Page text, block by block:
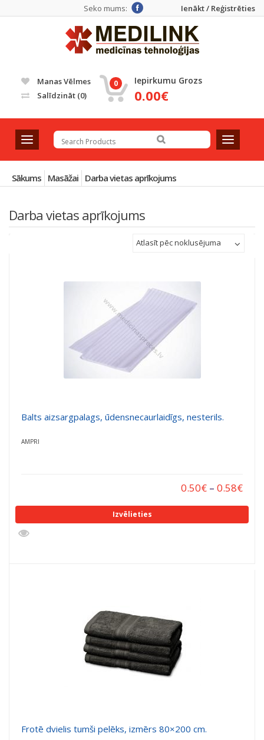
Ienākt / Reģistrēties
Seko mums:
Manas Vēlmes
Salīdzināt (0)
0 Iepirkumu Grozs
0.00€
T
o
g
g
l
n
a
T
o
g
l
a
Sākums Masāžai Darba vietas aprīkojums
Darba vietas aprīkojums
Atlasīt pēc noklusējuma
Balts aizsargpalags, ūdensnecaurlaidīgs, nesterils.
AMPRI
0.50€ – 0.58€
Izvēlieties
Frotē dvielis tumši pelēks, izmērs 80×200 cm.